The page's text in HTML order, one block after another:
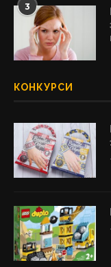
3
КОНКУРСИ